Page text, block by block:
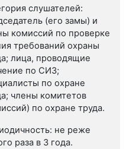
слушателей:
(его замы) и
комиссий по проверке
требований охраны
лица, проводящие
по СИЗ;
по охране
члены комитетов
по охране труда.
не реже
раза в 3 года.